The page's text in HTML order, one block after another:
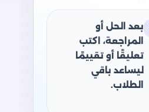
بعد الحل أو
المراجعة، اكتب
تعليقًا أو تقييمًا
ليساعد باقي
الطلاب.